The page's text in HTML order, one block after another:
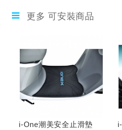
更多 可安裝商品
i-One潮美安全止滑墊